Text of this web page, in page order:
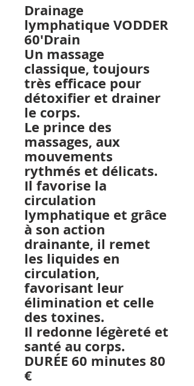
Drainage
lymphatique VODDER
60'Drain
Un massage
classique, toujours
très efficace pour
détoxifier et drainer
le corps.
Le prince des
massages, aux
mouvements
rythmés et délicats.
Il favorise la
circulation
lymphatique et grâce
à son action
drainante, il remet
les liquides en
circulation,
favorisant leur
élimination et celle
des toxines.
Il redonne légèreté et
santé au corps.
DURÉE 60 minutes 80
€